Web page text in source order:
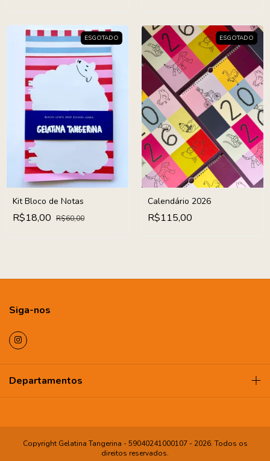
ESGOTADO
Kit Bloco de Notas
R$18,00 R$60,00
ESGOTADO
Calendário 2026
R$115,00
Siga-nos
Departamentos
Copyright Gelatina Tangerina - 59040241000107 - 2026. Todos os
direitos reservados.